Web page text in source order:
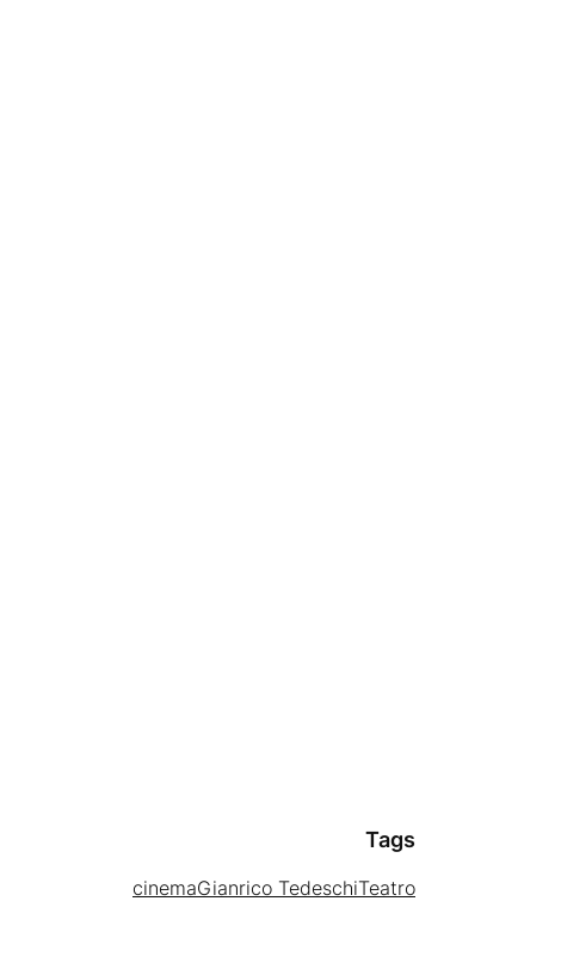
Tags
cinemaGianrico TedeschiTeatro